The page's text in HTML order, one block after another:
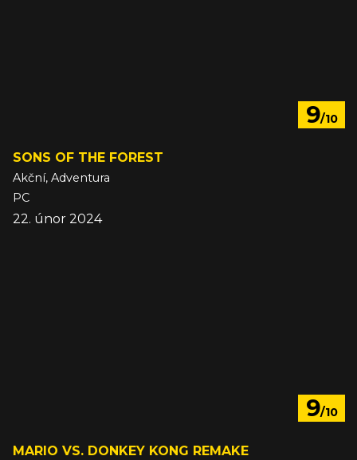
9/10
SONS OF THE FOREST
Akční, Adventura
PC
22. únor 2024
9/10
MARIO VS. DONKEY KONG REMAKE